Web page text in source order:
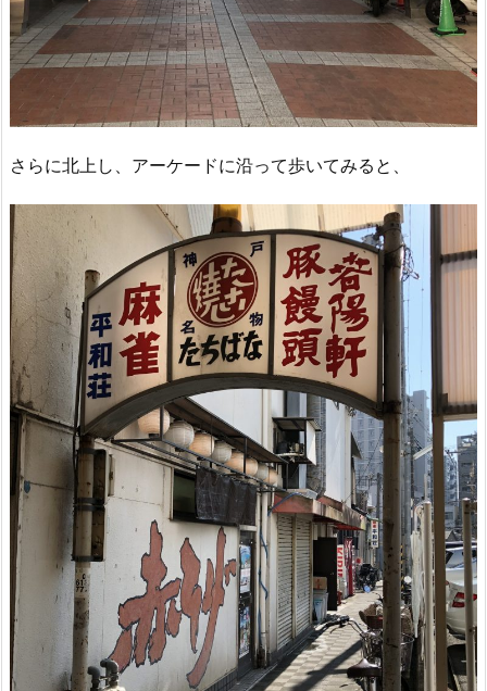
さらに北上し、アーケードに沿って歩いてみると、